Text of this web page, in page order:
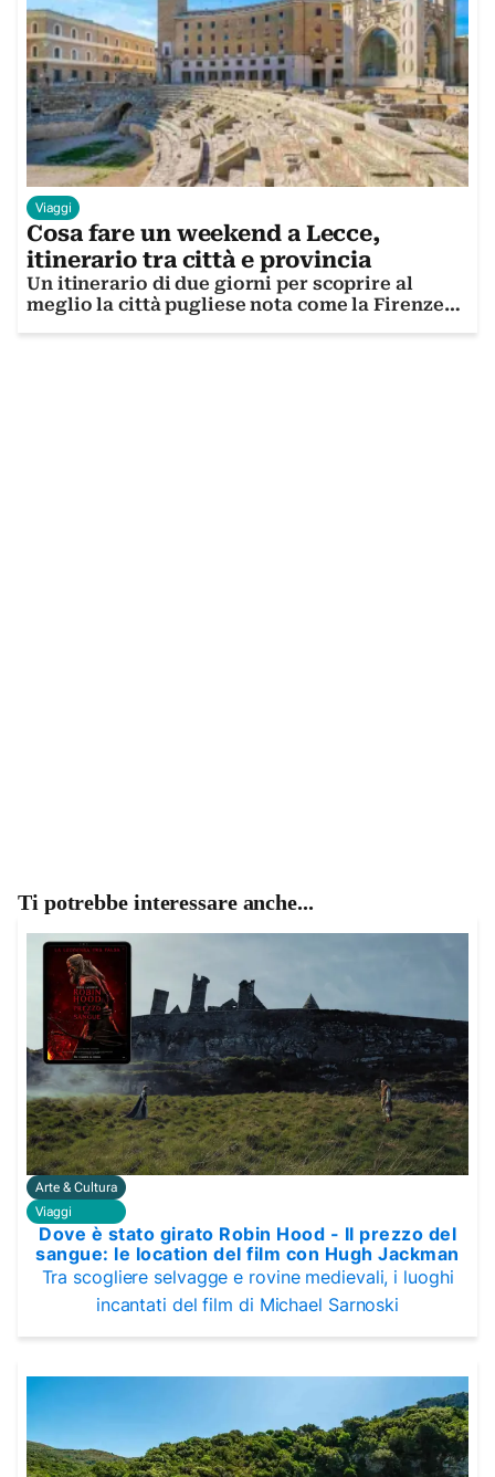
Viaggi
Cosa fare un weekend a Lecce,
itinerario tra città e provincia
Un itinerario di due giorni per scoprire al
meglio la città pugliese nota come la Firenze
Ti potrebbe interessare anche...
Arte & Cultura
Viaggi
Dove è stato girato Robin Hood - Il prezzo del
sangue: le location del film con Hugh Jackman
Tra scogliere selvagge e rovine medievali, i luoghi
incantati del film di Michael Sarnoski